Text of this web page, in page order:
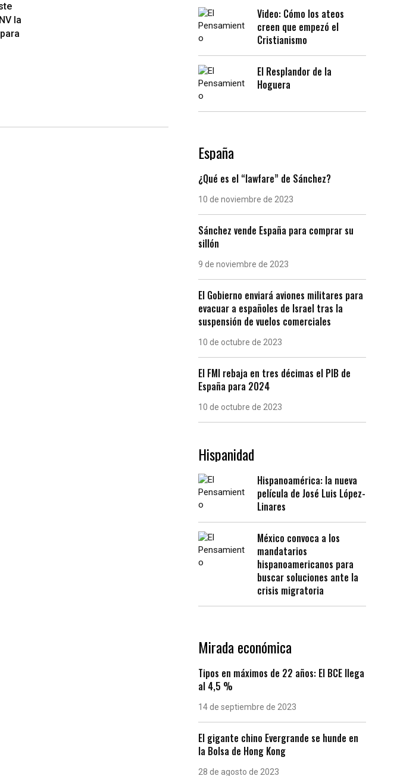
la
Video: Cómo los ateos
creen que empezó el
Cristianismo
El Resplandor de la
Hoguera
España
¿Qué es el “lawfare” de Sánchez?
10 de noviembre de 2023
Sánchez vende España para comprar su
sillón
9 de noviembre de 2023
El Gobierno enviará aviones militares para
evacuar a españoles de Israel tras la
suspensión de vuelos comerciales
10 de octubre de 2023
El FMI rebaja en tres décimas el PIB de
España para 2024
10 de octubre de 2023
Hispanidad
Hispanoamérica: la nueva
película de José Luis López-
Linares
México convoca a los
mandatarios
hispanoamericanos para
buscar soluciones ante la
crisis migratoria
Mirada económica
Tipos en máximos de 22 años: El BCE llega
al 4,5 %
14 de septiembre de 2023
El gigante chino Evergrande se hunde en
la Bolsa de Hong Kong
28 de agosto de 2023